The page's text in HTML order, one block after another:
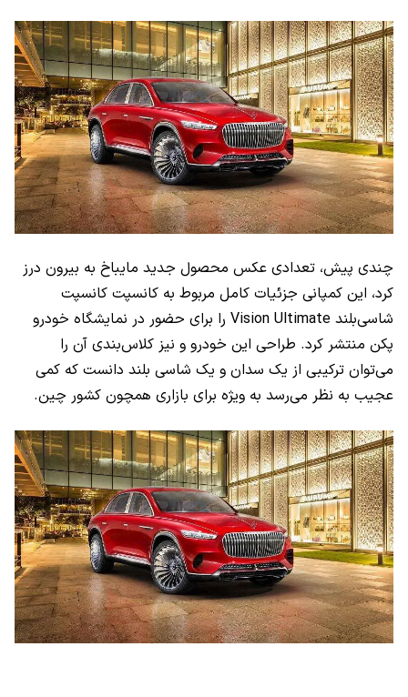
چندی پیش، تعدادی عکس محصول جدید مایباخ به بیرون درز
کرد، این کمپانی جزئیات کامل مربوط به کانسپت کانسپت
شاسی‌بلند Vision Ultimate را برای حضور در نمایشگاه خودرو
پکن منتشر کرد. طراحی این خودرو و نیز کلاس‌بندی آن را
می‌توان ترکیبی از یک سدان و یک شاسی بلند دانست که کمی
عجیب به نظر می‌رسد به ویژه برای بازاری همچون کشور چین.